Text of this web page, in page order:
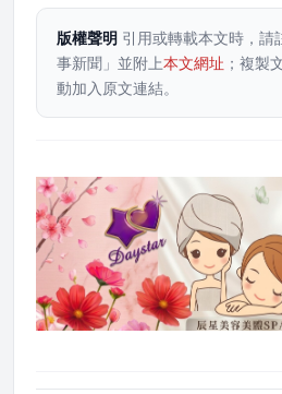
版權聲明 引用或轉載本文時，請
事新聞」並附上本文網址 ；複製
動加入原文連結。